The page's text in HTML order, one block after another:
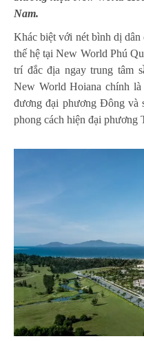
Nam.
Khác biệt với nét bình dị
thế hệ tại New World Phú
trí đắc địa ngay trung tâm
New World Hoiana chính
đương đại phương Đông và
phong cách hiện đại phương